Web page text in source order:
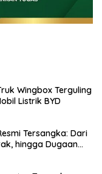
Wingbox Terguling
Listrik BYD
Tersangka: Dari
hingga Dugaan